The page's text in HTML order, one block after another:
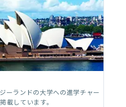
ーランドの大学への進学チャー
載しています。